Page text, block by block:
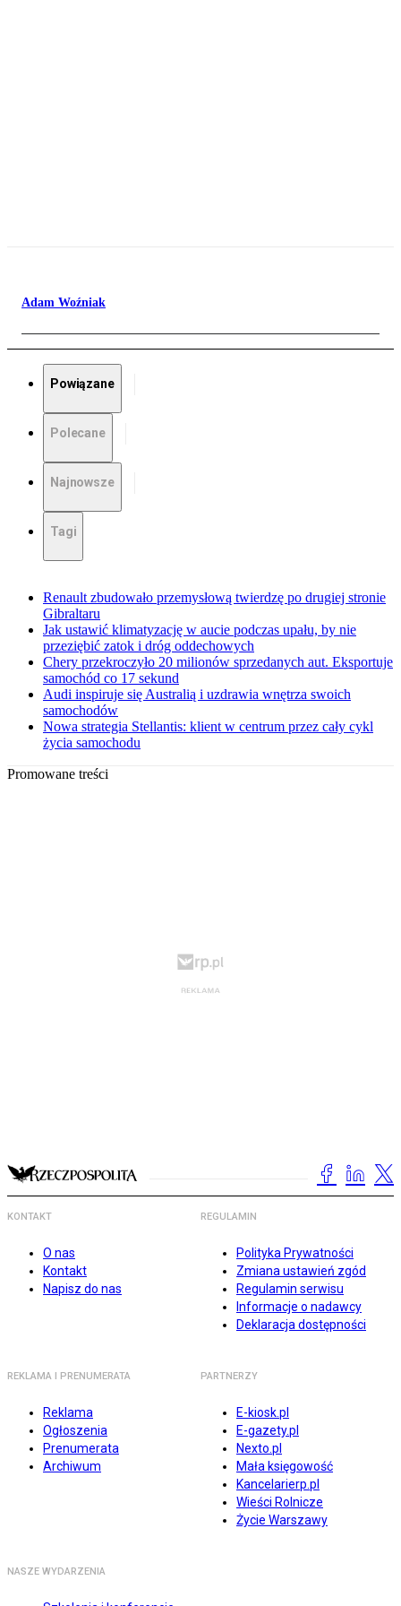
Adam Woźniak
Powiązane
Polecane
Najnowsze
Tagi
Renault zbudowało przemysłową twierdzę po drugiej stronie
Gibraltaru
Jak ustawić klimatyzację w aucie podczas upału, by nie
przeziębić zatok i dróg oddechowych
Chery przekroczyło 20 milionów sprzedanych aut. Eksportuje
samochód co 17 sekund
Audi inspiruje się Australią i uzdrawia wnętrza swoich
samochodów
Nowa strategia Stellantis: klient w centrum przez cały cykl
życia samochodu
Promowane treści
KONTAKT
O nas
Kontakt
Napisz do nas
REGULAMIN
Polityka Prywatności
Zmiana ustawień zgód
Regulamin serwisu
Informacje o nadawcy
Deklaracja dostępności
REKLAMA I PRENUMERATA
Reklama
Ogłoszenia
Prenumerata
Archiwum
PARTNERZY
E-kiosk.pl
E-gazety.pl
Nexto.pl
Mała księgowość
Kancelarierp.pl
Wieści Rolnicze
Życie Warszawy
NASZE WYDARZENIA